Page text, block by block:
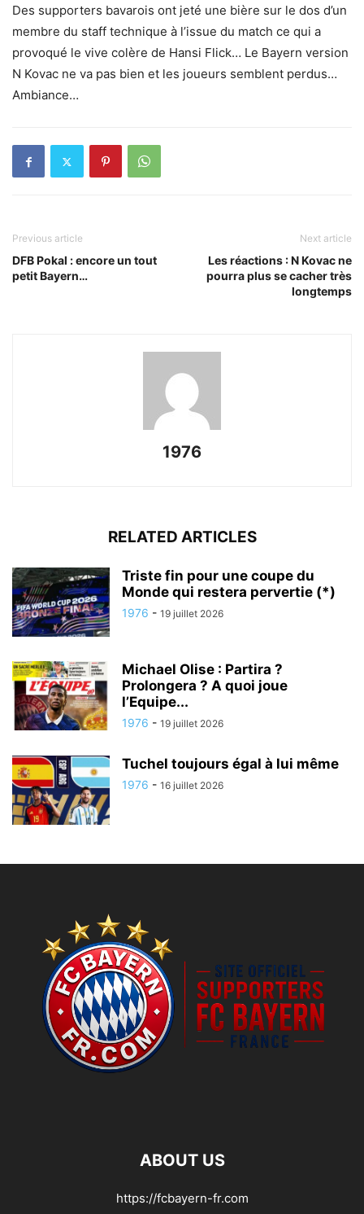
Des supporters bavarois ont jeté une bière sur le dos d’un
membre du staff technique à l’issue du match ce qui a
provoqué le vive colère de Hansi Flick… Le Bayern version
N Kovac ne va pas bien et les joueurs semblent perdus…
Ambiance…
Previous article
DFB Pokal : encore un tout
petit Bayern…
Next article
Les réactions : N Kovac ne
pourra plus se cacher très
longtemps
1976
RELATED ARTICLES
Triste fin pour une coupe du
Monde qui restera pervertie (*)
1976 - 19 juillet 2026
Michael Olise : Partira ?
Prolongera ? A quoi joue
l’Equipe...
1976 - 19 juillet 2026
Tuchel toujours égal à lui même
1976 - 16 juillet 2026
ABOUT US
https://fcbayern-fr.com